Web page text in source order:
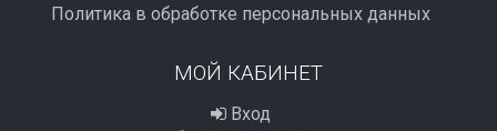
Политика в обработке персональных данных
МОЙ КАБИНЕТ
Вход